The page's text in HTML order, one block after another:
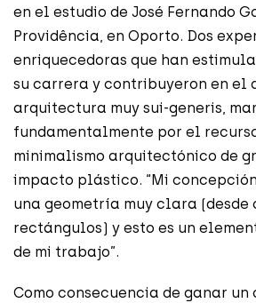
en el estudio de José Fernando
Providência, en Oporto. Dos
enriquecedoras que han
su carrera y contribuyeron en el
arquitectura muy sui-generis,
fundamentalmente por el
minimalismo arquitectónico de
impacto plástico. “Mi
una geometría muy clara (desde
rectángulos) y esto es un
de mi trabajo”.
Como consecuencia de ganar